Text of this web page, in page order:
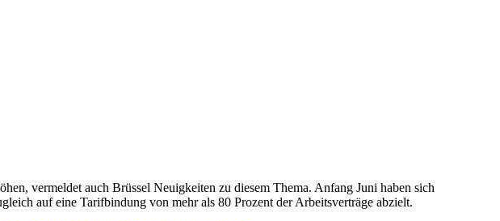
vermeldet auch Brüssel Neuigkeiten zu diesem Thema. Anfang Juni haben sich
auf eine Tarifbindung von mehr als 80 Prozent der Arbeitsverträge abzielt.